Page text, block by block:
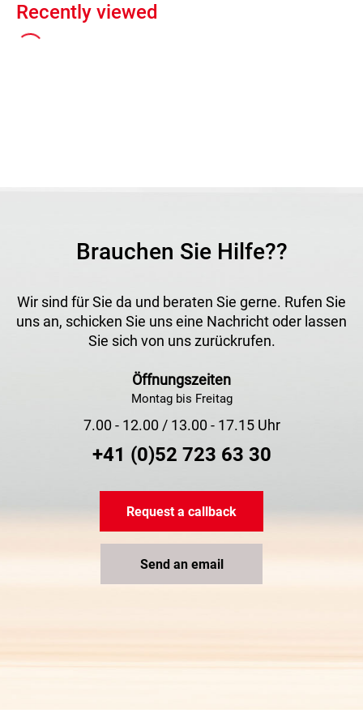
Recently viewed
Brauchen Sie Hilfe??
Wir sind für Sie da und beraten Sie gerne. Rufen Sie
uns an, schicken Sie uns eine Nachricht oder lassen
Sie sich von uns zurückrufen.
Öffnungszeiten
Montag bis Freitag
7.00 - 12.00 / 13.00 - 17.15 Uhr
+41 (0)52 723 63 30
Request a callback
Send an email